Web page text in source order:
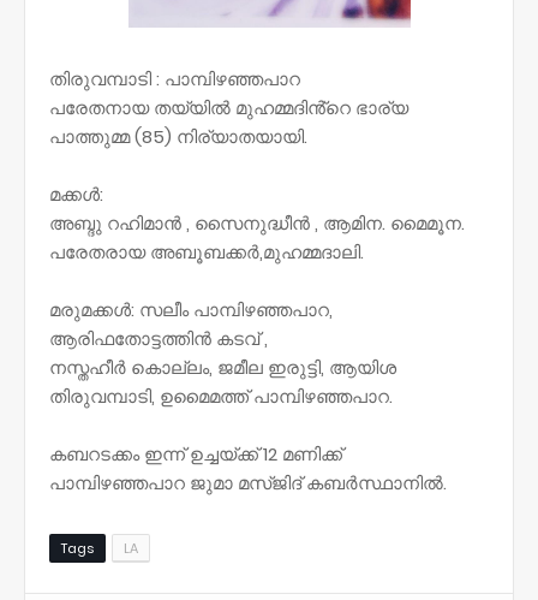
തിരുവമ്പാടി : പാമ്പിഴഞ്ഞപാറ
പരേതനായ തയ്യിൽ മുഹമ്മദിൻ്റെ ഭാര്യ
പാത്തുമ്മ (85) നിര്യാതയായി.
മക്കൾ:
അബ്ദു റഹിമാൻ , സൈനുദ്ധീൻ , ആമിന. മൈമൂന.
പരേതരായ അബൂബക്കർ,മുഹമ്മദാലി.
മരുമക്കൾ: സലീം പാമ്പിഴഞ്ഞപാറ,
ആരിഫതോട്ടത്തിൻ കടവ് ,
നസ്തഹീർ കൊല്ലം, ജമീല ഇരുട്ടി, ആയിശ
തിരുവമ്പാടി, ഉമൈമത്ത് പാമ്പിഴഞ്ഞപാറ.
കബറടക്കം ഇന്ന് ഉച്ചയ്ക്ക് 12 മണിക്ക്
പാമ്പിഴഞ്ഞപാറ ജുമാ മസ്ജിദ് കബർസ്ഥാനിൽ.
Tags LA